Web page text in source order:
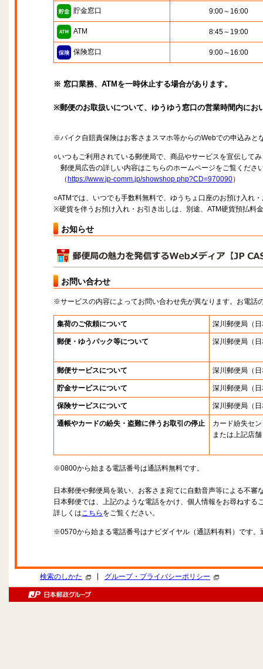
貯金窓口 9:00～16:00
ATM 8:45～19:00
保険窓口 9:00～16:00
※ 窓口業務、ATMを一時休止する場合があります。
※郵便のお取扱いについて、ゆうゆう窓口の営業時間内に
※バイク自賠責保険はお客さまスマホ等からのWebでの申込みと
○いつもご利用されている郵便局で、商品やサービスを宣伝して
郵便局広告の詳しい内容はこちらのホームページをご覧くださ
（ https://www.jp-comm.jp/showshop.php?CD=970090）
○ATMでは、いつでも手数料無料で、ゆうちょ口座のお預け入れ
※硬貨を伴うお預け入れ・お引き出しは、別途、ATM硬貨預払料
お知らせ
お問い合わせ
※サービスの内容によってお問い合わせ先が異なります。お電話
集荷のご依頼について 深川郵便局 （
郵便・ゆうパック等について 深川郵便局 （
郵便サービスについて 深川郵便局 （
貯金サービスについて 深川郵便局 （
保険サービスについて 深川郵便局 （
通帳やカードの紛失・盗難に伴うお取引の停止
カード紛失セ
または上記店舗
※0800から始まる電話番号は通話料無料です。
日本郵便や郵便局を装い、お客さま宛てに自動音声等による不審
日本郵便では、上記のような電話をかけ、個人情報をお尋ねする
詳しくはこちら をご覧ください。
※0570から始まる電話番号はナビダイヤル（通話料有料）です
検索のしかた グループ・プライバシーポリシー